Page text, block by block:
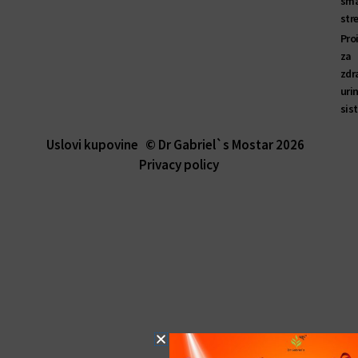
za
Uslovi kupovine © Dr Gabriel`s Mostar 2026
Privacy policy